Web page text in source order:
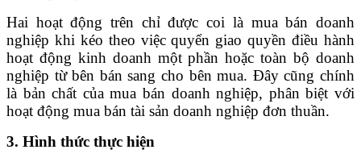
Hai hoạt động trên chỉ được coi là mua bán doanh
nghiệp khi kéo theo việc quyển giao quyền điều hành
hoạt động kinh doanh một phần hoặc toàn bộ doanh
nghiệp từ bên bán sang cho bên mua. Đây cũng chính
là bản chất của mua bán doanh nghiệp, phân biệt với
hoạt động mua bán tài sản doanh nghiệp đơn thuần.
3. Hình thức thực hiện